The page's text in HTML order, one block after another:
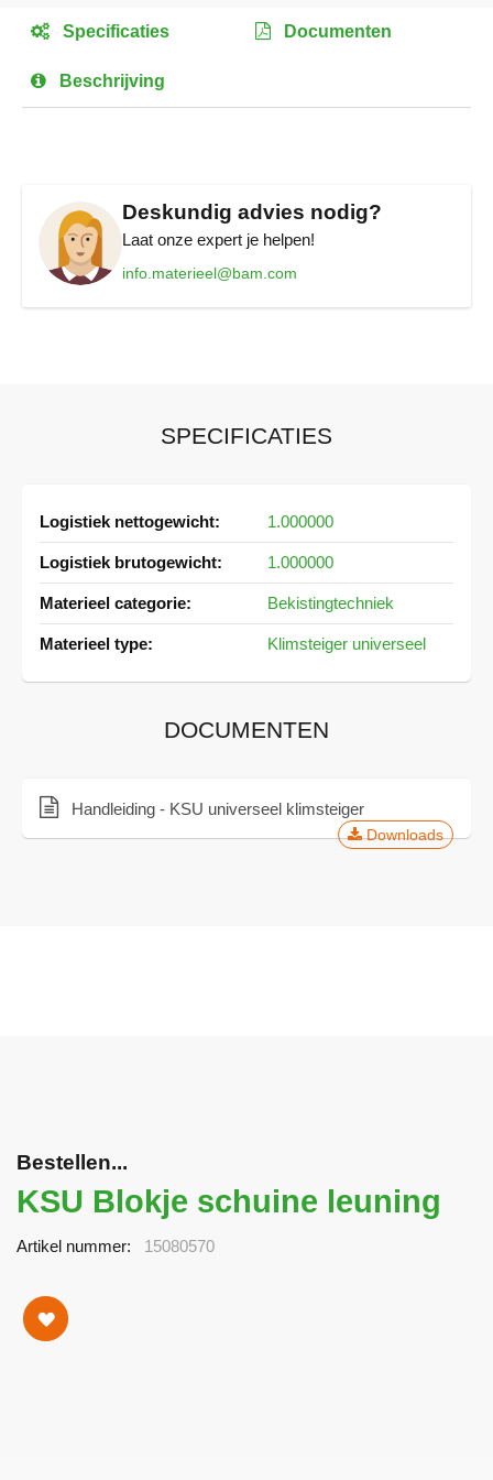
begin
de
afbeeldingen-
Specificaties Documenten
Beschrijving
Deskundig advies nodig?
Laat onze expert je helpen!
info.materieel@bam.com
SPECIFICATIES
Meer
informatie
1.000000
1.000000
Bekistingtechniek
Klimsteiger universeel
DOCUMENTEN
Handleiding - KSU universeel klimsteiger
Downloads
Bestellen...
KSU Blokje schuine leuning
Artikel nummer 15080570